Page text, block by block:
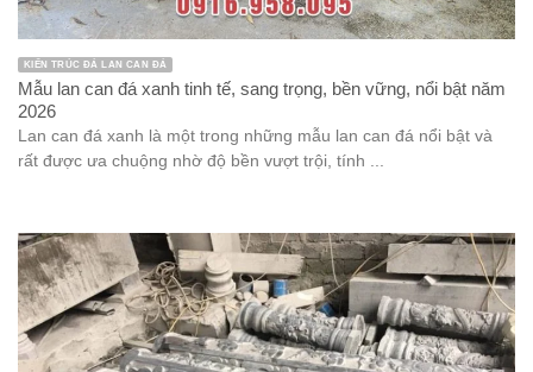
KIẾN TRÚC ĐÁ LAN CAN ĐÁ
Mẫu lan can đá xanh tinh tế, sang trọng, bền vững, nổi bật năm
2026
Lan can đá xanh là một trong những mẫu lan can đá nổi bật và
rất được ưa chuộng nhờ độ bền vượt trội, tính ...